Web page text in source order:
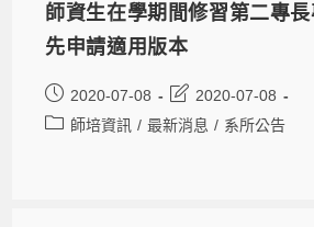
師資生在學期間修習第二專
先申請適用版本
2020-07-08
2020-07-08
師培資訊 / 最新消息 / 系所公告